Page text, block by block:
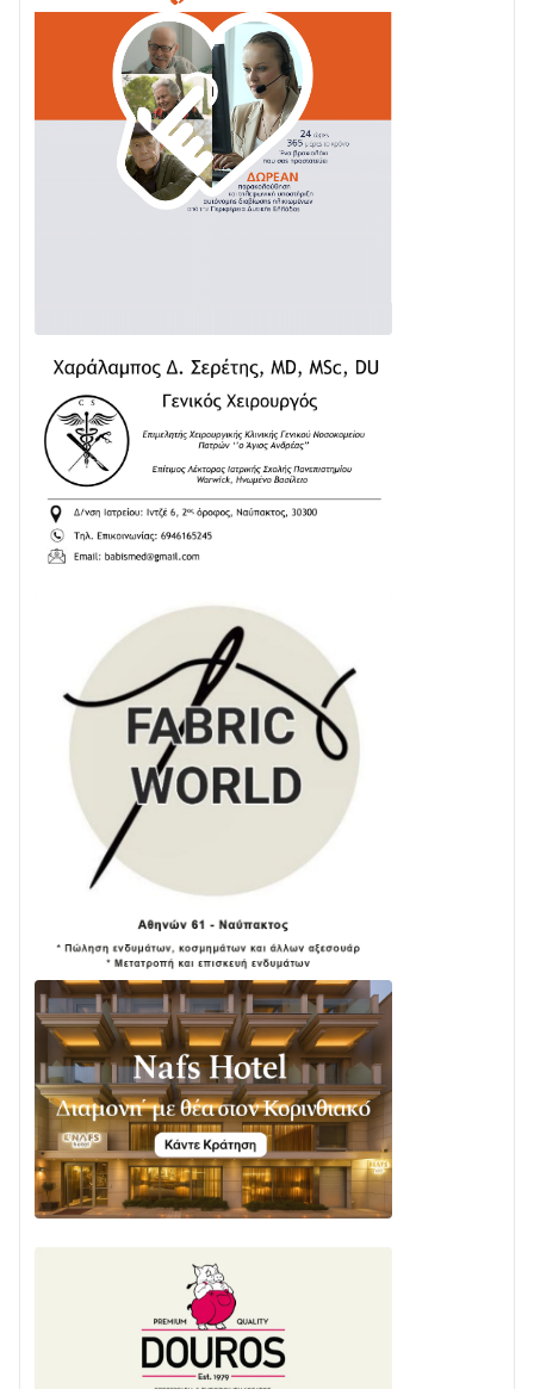
03/08 • 07:45
Ενισχύεται η Πολιτική Προστασία στο Δήμο Αγρινίου
με δύο νέα υδροφόρα οχήματα
02/08 • 18:26
Διαβάστε την «Ναυπακτία» που κυκλοφορεί
31/07 • 08:16
24/07 • 11:31
ΕΚΤΑΚΤΟ – ΝΑΥΠΑΚΤΙΑ: ΣΥΝΑΓΕΡΜΟΣ ΣΤΗΝ
ΠΥΡΟΣΒΕΣΤΙΚΗ ΓΙΑ ΦΩΤΙΑ ΣΤΟΝ ΑΓΙΟ ΗΛΙΑ ΠΡΙΝ ΤΗ
ΓΡΑΝΙΤΣΑ
24/07 • 11:03